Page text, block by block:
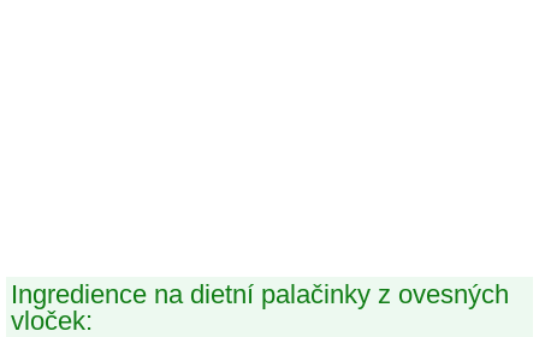
Ingredience na dietní palačinky z ovesných
vloček: